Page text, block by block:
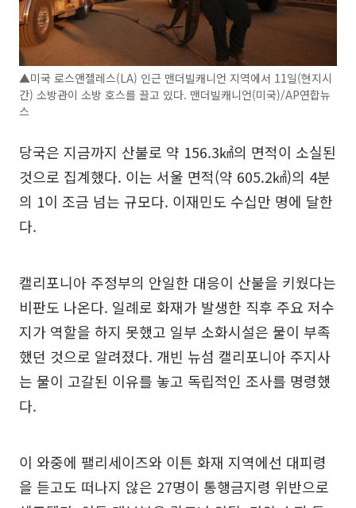
▲미국 로스앤젤레스(LA) 인근 맨더빌캐니언 지역에서 11일(현지시
간) 소방관이 소방 호스를 끌고 있다. 맨더빌캐니언(미국)/AP연합뉴
스
당국은 지금까지 산불로 약 156.3㎢의 면적이 소실된
것으로 집계했다. 이는 서울 면적(약 605.2㎢)의 4분
의 1이 조금 넘는 규모다. 이재민도 수십만 명에 달한
다.
캘리포니아 주정부의 안일한 대응이 산불을 키웠다는
비판도 나온다. 일례로 화재가 발생한 직후 주요 저수
지가 역할을 하지 못했고 일부 소화시설은 물이 부족
했던 것으로 알려졌다. 개빈 뉴섬 캘리포니아 주지사
는 물이 고갈된 이유를 놓고 독립적인 조사를 명령했
다.
이 와중에 팰리세이즈와 이튼 화재 지역에선 대피령
을 듣고도 떠나지 않은 27명이 통행금지령 위반으로